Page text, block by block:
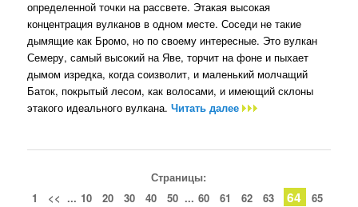
определенной точки на рассвете. Этакая высокая
концентрация вулканов в одном месте. Соседи не такие
дымящие как Бромо, но по своему интересные. Это вулкан
Семеру, самый высокий на Яве, торчит на фоне и пыхает
дымом изредка, когда соизволит, и маленький молчащий
Баток, покрытый лесом, как волосами, и имеющий склоны
этакого идеального вулкана.Читать далее
Страницы:
1
<< ... 10 20 30 40 50 ... 60 61 62 63 64
65